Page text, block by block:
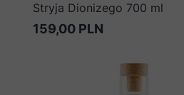
Stryja Dionizego 700 ml
159,00 PLN